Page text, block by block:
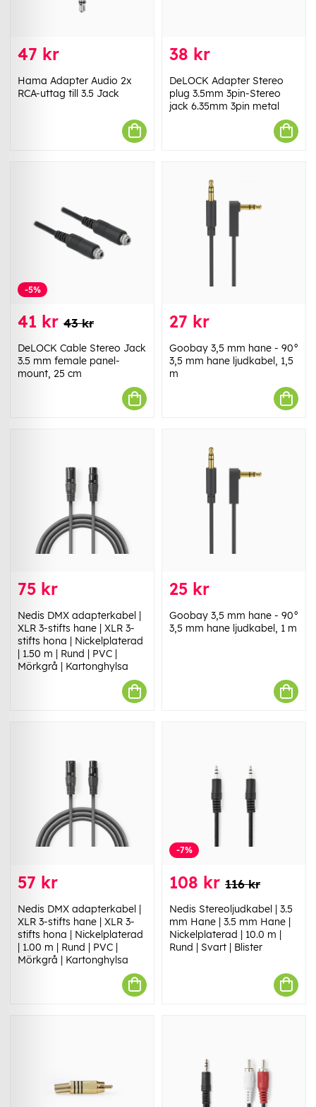
47 kr
Hama Adapter Audio 2x
RCA-uttag till 3.5 Jack
38 kr
DeLOCK Adapter Stereo
plug 3.5mm 3pin-Stereo
jack 6.35mm 3pin metal
-5%
41 kr 43 kr
DeLOCK Cable Stereo Jack
3.5 mm female panel-
mount, 25 cm
27 kr
Goobay 3,5 mm hane - 90°
3,5 mm hane ljudkabel, 1,5
m
75 kr
Nedis DMX adapterkabel |
XLR 3-stifts hane | XLR 3-
stifts hona | Nickelplaterad
| 1.50 m | Rund | PVC |
Mörkgrå | Kartonghylsa
25 kr
Goobay 3,5 mm hane - 90°
3,5 mm hane ljudkabel, 1 m
57 kr
Nedis DMX adapterkabel |
XLR 3-stifts hane | XLR 3-
stifts hona | Nickelplaterad
| 1.00 m | Rund | PVC |
Mörkgrå | Kartonghylsa
-7%
108 kr 116 kr
Nedis Stereoljudkabel | 3.5
mm Hane | 3.5 mm Hane |
Nickelplaterad | 10.0 m |
Rund | Svart | Blister